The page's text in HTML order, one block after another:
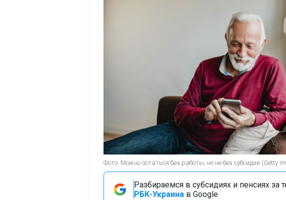
Фото: Можно остаться без работы, но не без субсидии (Getty
Разбираемся в субсидиях и пенсиях за
РБК-Украина в Google